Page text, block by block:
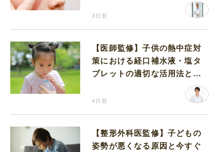
3日前
【医師監修】子供の熱中症対
策における経口補水液・塩タ
ブレットの適切な活用法と水
4日前
【整形外科医監修】子どもの
姿勢が悪くなる原因と今すぐ